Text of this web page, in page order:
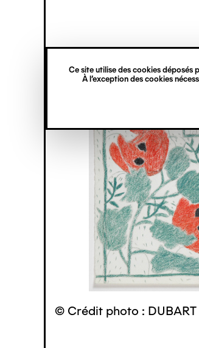
Ce site utilise des cookies déposés
À l’exception des cookies
principal
verticale
© Crédit photo :